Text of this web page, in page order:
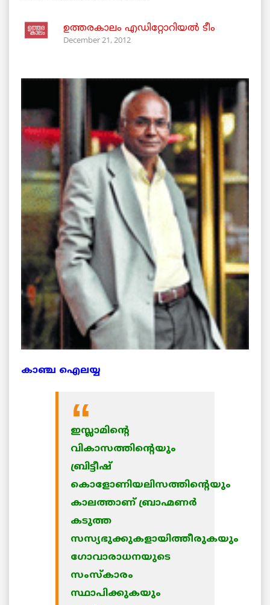
ഉത്തരകാലം എഡിറ്റോറിയല്‍ ടീം
December 21, 2012
കാഞ്ച ഐലയ്യ
ഇസ്ലാമിന്റെ
വികാസത്തിന്റെയും
ബ്രിട്ടീഷ്
കൊളോണിയലിസത്തിന്റെയും
കാലത്താണ് ബ്രാഹ്മണര്‍
കടുത്ത
സസ്യഭുക്കുകളായിത്തീരുകയും
ഗോവാരാധനയുടെ
സംസ്കാരം
സ്ഥാപിക്കുകയും